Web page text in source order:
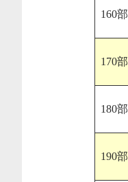
160部
170部
180部
190部